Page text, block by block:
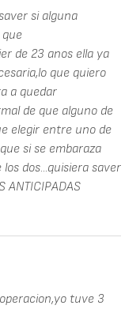
si alguna
de 23 anos ella ya
que quiero
a quedar
de que alguno de
elegir entre uno de
si se embaraza
dos...quisiera saver
ANTICIPADAS
tuve 3